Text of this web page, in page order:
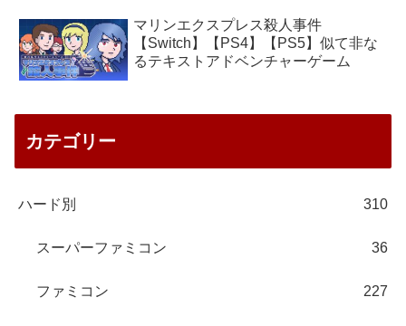
マリンエクスプレス殺人事件
【Switch】【PS4】【PS5】似て非な
るテキストアドベンチャーゲーム
カテゴリー
ハード別 310
スーパーファミコン 36
ファミコン 227